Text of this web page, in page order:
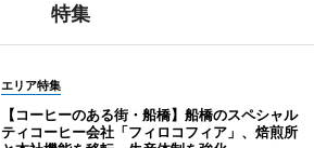
特集
エリア特集
【コーヒーのある街・船橋】船橋のスペシャル
ティコーヒー会社「フィロコフィア」、焙煎所